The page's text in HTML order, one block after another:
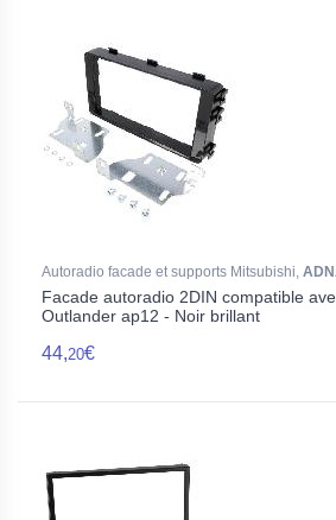
Autoradio facade et supports Mitsubishi,
Facade autoradio 2DIN compatible
Outlander ap12 - Noir brillant
44,20€